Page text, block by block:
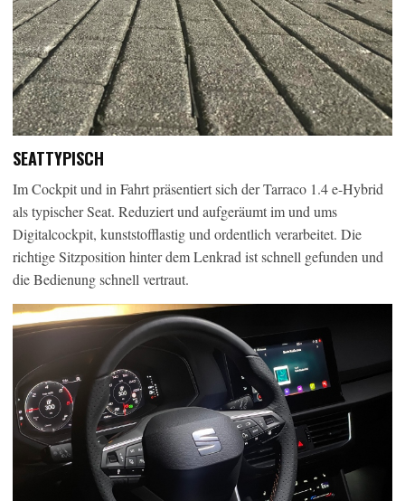
SEATTYPISCH
Im Cockpit und in Fahrt präsentiert sich der Tarraco 1.4 e-Hybrid
als typischer Seat. Reduziert und aufgeräumt im und ums
Digitalcockpit, kunststofflastig und ordentlich verarbeitet. Die
richtige Sitzposition hinter dem Lenkrad ist schnell gefunden und
die Bedienung schnell vertraut.